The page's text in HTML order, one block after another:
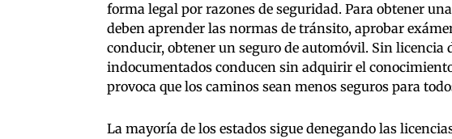
forma legal por razones de seguridad. Para obtener
deben aprender las normas de tránsito, aprobar
conducir, obtener un seguro de automóvil. Sin
indocumentados conducen sin adquirir el
provoca que los caminos sean menos seguros para
La mayoría de los estados sigue denegando las